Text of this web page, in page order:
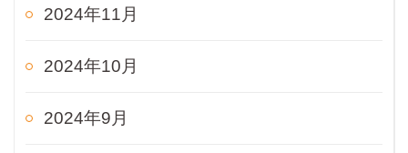
2024年11月
2024年10月
2024年9月